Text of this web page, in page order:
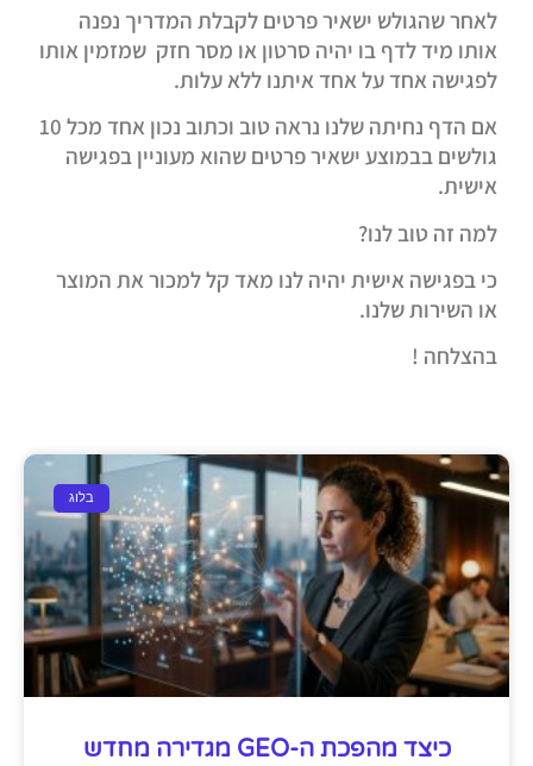
לאחר שהגולש ישאיר פרטים לקבלת המדריך נפנה
אותו מיד לדף בו יהיה סרטון או מסר חזק שמזמין אותו
לפגישה אחד על אחד איתנו ללא עלות.
אם הדף נחיתה שלנו נראה טוב וכתוב נכון אחד מכל 10
גולשים בבמוצע ישאיר פרטים שהוא מעוניין בפגישה
אישית.
למה זה טוב לנו?
כי בפגישה אישית יהיה לנו מאד קל למכור את המוצר
או השירות שלנו.
בהצלחה !
בלוג
כיצד מהפכת ה-GEO מגדירה מחדש